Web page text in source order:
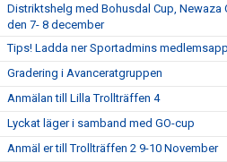
Distriktshelg med Bohusdal Cup, Newaza
den 7- 8 december
Tips! Ladda ner Sportadmins medlemsapp
Gradering i Avanceratgruppen
Anmälan till Lilla Trollträffen 4
Lyckat läger i samband med GO-cup
Anmäl er till Trollträffen 2 9-10 November